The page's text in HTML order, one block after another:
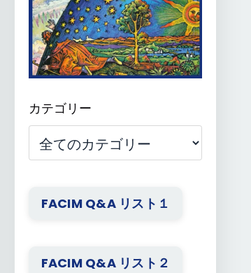
カテゴリー
FACIM Q&A リスト１
FACIM Q&A リスト２